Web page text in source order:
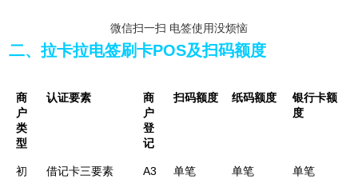
微信扫一扫 电签使用没烦恼
二、拉卡拉电签刷卡POS及扫码额度
商
户
类
型
认证要素
商
户
登
记
扫码额度 纸码额度
银行卡额
度
初
借记卡三要素 A3
单笔
单笔
单笔